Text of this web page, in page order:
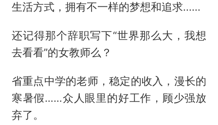
生活方式，拥有不一样的梦想和追求......
还记得那个辞职写下“世界那么大，我想
去看看”的女教师么？
省重点中学的老师，稳定的收入，漫长的
寒暑假……众人眼里的好工作，顾少强放
弃了。